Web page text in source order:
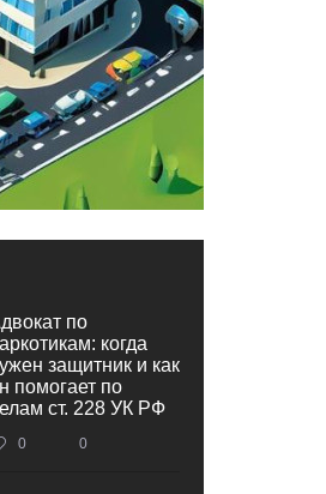
по
когда
защитник и как
помогает по
ст. 228 УК РФ
0 0